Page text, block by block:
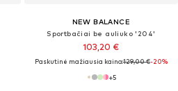
NEW BALANCE
Sportbačiai be auliuko '204'
103,20 €
Paskutinė mažiausia kaina:129,00 €-20%
+5